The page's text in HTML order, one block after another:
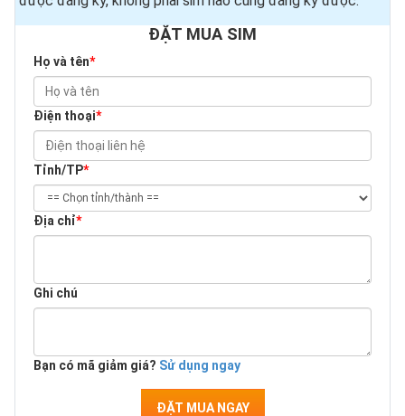
ĐẶT MUA SIM
Họ và tên*
Điện thoại*
Tỉnh/TP*
Địa chỉ*
Ghi chú
Bạn có mã giảm giá? Sử dụng ngay
ĐẶT MUA NGAY